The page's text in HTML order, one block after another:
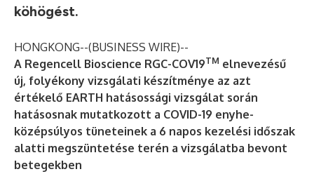
köhögést.
HONGKONG--(BUSINESS WIRE)--
A Regencell Bioscience RGC-COV19TM elnevezésű
új, folyékony vizsgálati készítménye az azt
értékelő EARTH hatásossági vizsgálat során
hatásosnak mutatkozott a COVID-19 enyhe-
középsúlyos tüneteinek a 6 napos kezelési időszak
alatti megszüntetése terén a vizsgálatba bevont
betegekben